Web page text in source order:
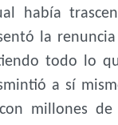
había
la
todo lo
a sí
millones de